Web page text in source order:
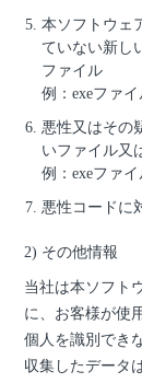
本ソフトウェ
ていない新し
ファイル
例：exeファ
悪性又はその
いファイル又
例：exeファ
悪性コードに
2) その他情報
当社は本ソフト
に、お客様が使
個人を識別でき
収集したデータ